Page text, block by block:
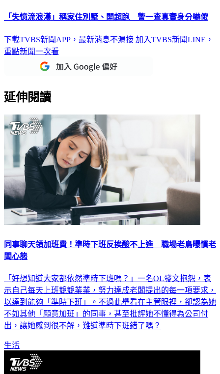
「失憶流浪漢」稱家住別墅、開超跑 警一查真實身分嚇傻
下載TVBS新聞APP，最新消息不漏接 加入TVBS新聞LINE，
重點新聞一次看
延伸閱讀
同事聊天領加班費！準時下班反挨酸不上進 職場老鳥曝慣老
闆心態
「好想知道大家都依然準時下班嗎？」一名OL發文抱怨，表
示自己每天上班競競業業，努力達成老闆提出的每一項要求，
以達到能夠「準時下班」。不過此舉看在主管眼裡，卻認為她
不如其他「願意加班」的同事，甚至批評她不懂得為公司付
出，讓她感到很不解，難道準時下班錯了嗎？
生活